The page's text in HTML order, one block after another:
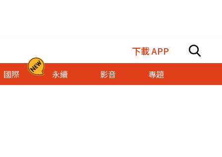
下載 APP
國際 永續 影音 專題